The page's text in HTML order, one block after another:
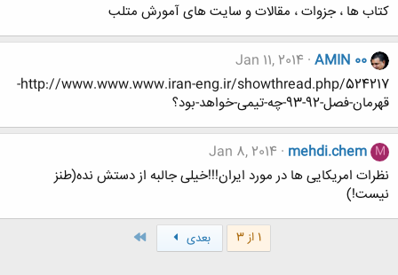
کتاب ها ، جزوات ، مقالات و سایت های آمورش متلب
AMIN 00
Jan 11, 2014
http://www.www.www.iran-eng.ir/showthread.php/524217-
قهرمان-فصل-92-93-چه-تیمی-خواهد-بود؟
M
mehdi.chem
Jan 8, 2014
نظرات امریکایی ها در مورد ایران!!!خیلی جالبه از دستش نده(طنز
نیست!)
1 از 3 بعدی